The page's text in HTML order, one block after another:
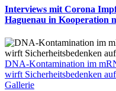
Interviews mit Corona
Haguenau in Kooperation
DNA-Kontamination im
wirft Sicherheitsbedenken auf
Gallerie